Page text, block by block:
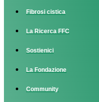
Fibrosi cistica
La Ricerca FFC
Sostienici
La Fondazione
Community